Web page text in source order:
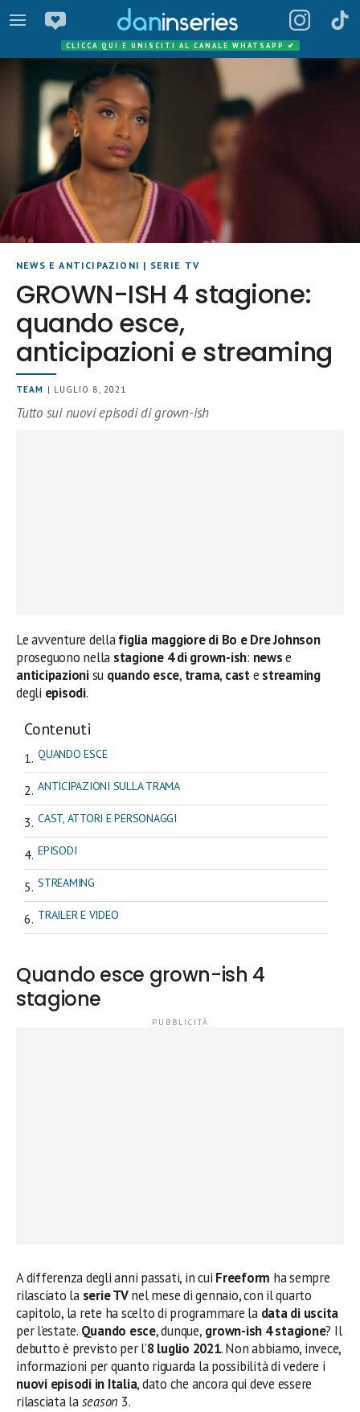
CLICCA QUI E UNISCITI AL CANALE WHATSAPP ✔
NEWS E ANTICIPAZIONI | SERIE TV
GROWN-ISH 4 stagione:
quando esce,
anticipazioni e streaming
TEAM | LUGLIO 8, 2021
Tutto sui nuovi episodi di grown-ish
Le avventure dellafiglia maggiore di Bo e Dre Johnson
proseguono nella stagione 4 di grown-ish: newse
anticipazionisu quando esce, trama, caste streaming
degli episodi.
Contenuti
QUANDO ESCE
ANTICIPAZIONI SULLA TRAMA
CAST, ATTORI E PERSONAGGI
EPISODI
STREAMING
TRAILER E VIDEO
Quando esce grown-ish 4
stagione
A differenza degli anni passati, in cui Freeform ha sempre
rilasciato la serie TVnel mese di gennaio, con il quarto
capitolo, la rete ha scelto di programmare la data di uscita
per l’estate. Quando esce, dunque, grown-ish 4 stagione? Il
debutto è previsto per l’8 luglio 2021. Non abbiamo, invece,
informazioni per quanto riguarda la possibilità di vedere i
nuovi episodi in Italia, dato che ancora qui deve essere
rilasciata laseason 3.